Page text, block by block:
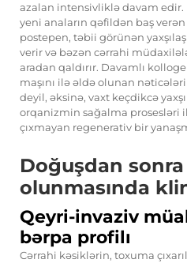
azalan intensivliklə davam edir.
yeni anaların qəfildən baş
postepen, təbii görünən
verir və bəzən cərrahi
aradan qaldırır. Davamlı
maşını ilə əldə olunan
deyil, əksinə, vaxt keçdikcə
orqanizmin sağalma prosesləri
çıxmayan regenerativ bir
Doğuşdan
olunmasında
Qeyri-invaziv
bərpa profilı
Cərrahi kəsiklərin, toxuma